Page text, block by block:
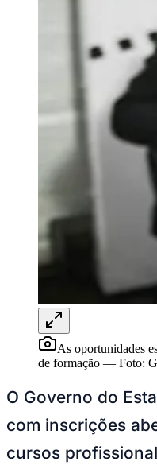
Anuncie Regional
Guia de Empresas
Novo
Hub de Negócios
Guia Comercial
Selo Verificado
Portal Educacional
Agenda de Vestibulares
Vagas de Emprego
Panorama Econômico
Para Sua Empresa
Anuncie no Portal
Verificar EmpresaNovo
Anunciar Vagas
Publicidade Legal
NBA
Fórmula 1
UFC
Tênis (ATP)
MLB
NHL
Atletismo
As oportunidades
de formação — Foto:
O Governo do
com inscrições
cursos